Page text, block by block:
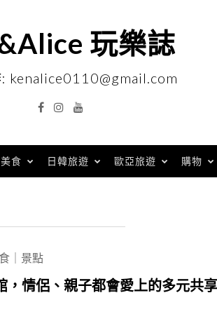
玩樂誌
kenalice0110@gmail.com
FacebookInstagramYouTube
食 日韓旅遊 歐亞旅遊 購物
｜景點
情侶、親子都會愛上的多元共